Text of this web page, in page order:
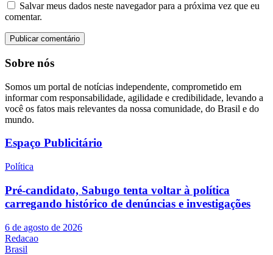
Salvar meus dados neste navegador para a próxima vez que eu
comentar.
Sobre nós
Somos um portal de notícias independente, comprometido em
informar com responsabilidade, agilidade e credibilidade, levando a
você os fatos mais relevantes da nossa comunidade, do Brasil e do
mundo.
Espaço Publicitário
Política
Pré-candidato, Sabugo tenta voltar à política
carregando histórico de denúncias e investigações
6 de agosto de 2026
Redacao
Brasil